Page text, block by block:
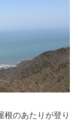
根のあたりが登り